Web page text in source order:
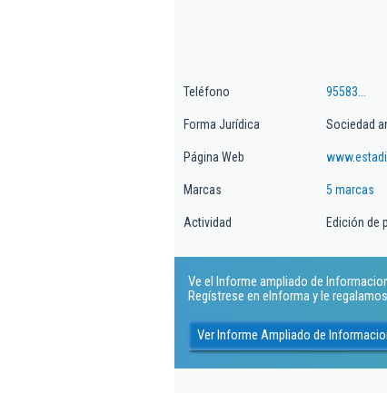
Teléfono 95583...
Forma Jurídica Sociedad
Página Web
Marcas 5 marcas
Actividad Edición de
Ve el Informe ampliado de
Regístrese en eInforma y le
Ver Informe Ampliado de